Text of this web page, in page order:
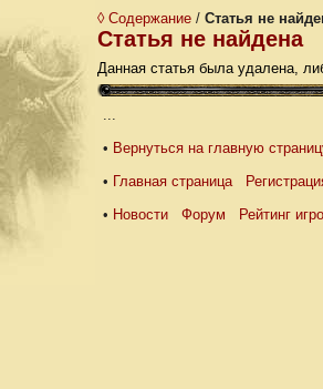
◊ Содержание / Статья не
Статья не найдена
Данная статья была удалена,
...
• Вернуться на главную
• Главная страница
• Новости Форум Рейтинг